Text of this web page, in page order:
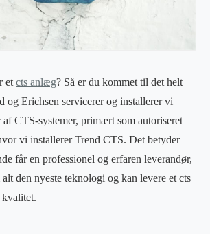
et cts anlæg? Så er du kommet til det helt
og Erichsen servicerer og installerer vi
af CTS-systemer, primært som autoriseret
vi installerer Trend CTS. Det betyder
får en professionel og erfaren leverandør,
den nyeste teknologi og kan levere et cts